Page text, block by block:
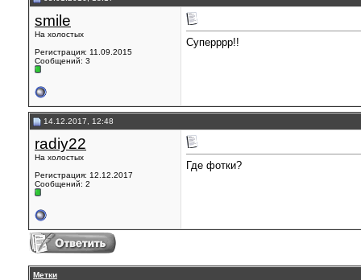
smile
На холостых
Регистрация: 11.09.2015
Сообщений: 3
Суперррр!!
14.12.2017, 12:48
radiy22
На холостых
Регистрация: 12.12.2017
Сообщений: 2
Где фотки?
Метки